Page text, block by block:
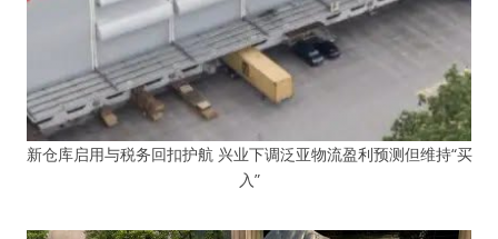
新仓库启用与税务回扣护航 兴业下调泛亚物流盈利预测但维持“买
入”